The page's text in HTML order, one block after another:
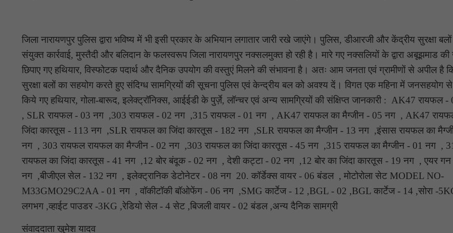
जिला नारायणपुर पुलिस द्वारा भविष्य में भी इसी प्रकार के अभियान लगातार जारी रखे जाएंगे। पुलिस, डीआरजी और केंद्रीय सुरक्षा
संयुक्त कार्रवाई, मुस्तैदी और बलिदान के फलस्वरूप जिला नारायणपुर नक्सलमुक्त हो रही है। मारे गए नक्सलियों के द्वारा अबूझमाड
छिपाए गए हथियार, विस्फोटक पदार्थ और दैनिक उपयोग की वस्तुएं मिलने की संभावना है। अतः आम जनता एवं ग्रामीणों से अपील है
सुरक्षा बलों का सहयोग करते हुए संदिग्ध सामग्रियों की सूचना पुलिस एवं केन्द्रीय बल को अवश्य दें। विगत एक महिना में जनसहयोग
किये गए हथियार, गोला-बारूद, इलेक्ट्रॉनिक्स, आईईडी के पुर्ज़े, लॉन्चर एवं अन्य सामग्रियों की संक्षिप्त जानकारी : AK47 रायफल
, SLR रायफल - 03 नग ,303 रायफल - 02 नग ,315 रायफल - 01 नग , AK47 रायफल का मैग्जीन - 05 नग , AK47
जिंदा कारतूस - 113 नग ,SLR रायफल का जिंदा कारतूस - 182 नग ,SLR रायफल का मैग्जीन - 13 नग ,इंसास रायफल का
नग , 303 रायफल रायफल का मैग्जीन - 02 नग ,303 रायफल का जिंदा कारतूस - 45 नग ,315 रायफल का मैग्जीन - 01 नग ,
रायफल का जिंदा कारतूस - 41 नग ,12 बोर बंदूक - 02 नग , देशी कट्टा - 02 नग ,12 बोर का जिंदा कारतूस - 19 नग , एयर गन
नग ,बीजीएल सेल - 132 नग , इलेक्ट्रानिक डेटोनेटर - 08 नग 20. कॉर्डेक्स वायर - 06 बंडल , मोटोरोला सेट MODEL NO-
M33GMO29C2AA - 01 नग , वॉकीटॉकी बॉओफेंग - 06 नग ,SMG कार्टेज - 12 ,BGL - 02 ,BGL कार्टेज - 14 ,सोरा -
लगभग ,व्हाईट पाउडर -3KG ,रेडियो सेल - 4 सेट ,बिजली वायर - 02 बंडल ,अन्य दैनिक सामग्री
संवाददाता खुमेश यादव